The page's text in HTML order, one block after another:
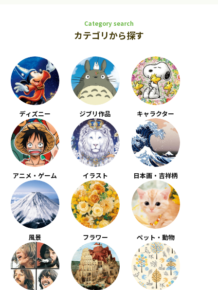
Category search
カテゴリから探す
ディズニー ジブリ作品 キャラクター
アニメ・ゲーム イラスト 日本画・吉祥柄
風景 フラワー ペット・動物